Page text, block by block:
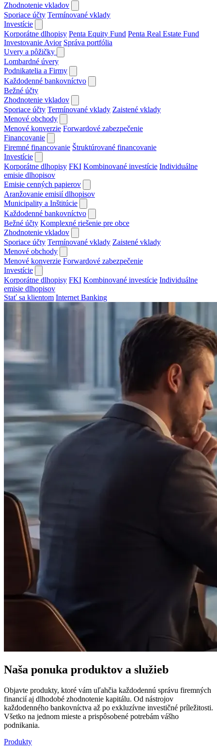
Zhodnotenie vkladov
Sporiace účty Termínované vklady
Investície
Korporátne dlhopisy Penta Equity Fund Penta Real Estate Fund
Investovanie Avior Správa portfólia
Uvery a pôžičky
Lombardné úvery
Podnikatelia a Firmy
Každodenné bankovníctvo
Bežné účty
Zhodnotenie vkladov
Sporiace účty Termínované vklady Zaistené vklady
Menové obchody
Menové konverzie Forwardové zabezpečenie
Financovanie
Firemné financovanie Štruktúrované financovanie
Investície
Korporátne dlhopisy FKI Kombinované investície Individuálne
emisie dlhopisov
Emisie cenných papierov
Aranžovanie emisií dlhopisov
Municipality a Inštitúcie
Každodenné bankovníctvo
Bežné účty Komplexné riešenie pre obce
Zhodnotenie vkladov
Sporiace účty Termínované vklady Zaistené vklady
Menové obchody
Menové konverzie Forwardové zabezpečenie
Investície
Korporátne dlhopisy FKI Kombinované investície Individuálne
emisie dlhopisov
Stať sa klientom Internet Banking
Naša ponuka produktov a služieb
Objavte produkty, ktoré vám uľahčia každodennú správu firemných
financií aj dlhodobé zhodnotenie kapitálu. Od nástrojov
každodenného bankovníctva až po exkluzívne investičné príležitosti.
Všetko na jednom mieste a prispôsobené potrebám vášho
podnikania.
Produkty